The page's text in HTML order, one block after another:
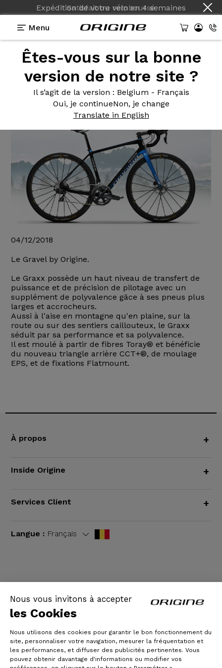
Nous vous invitons à accepter
les Cookies
Nous utilisons des cookies pour garantir le bon fonctionnement du
site, personnaliser votre navigation, mesurer la fréquentation et
les performances, et diffuser des publicités pertinentes. Vous
pouvez obtenir davantage d'informations ou modifier vos
Expédition de votre véloen4 semaines
Menu
Êtes-vous sur la bonne
version de notre site ?
Il s’agit de la version : Belgium - Français
Oui, je continueNon, je change
Translate in English
Actualités Origine>Découvrez Graxx
DécouvrezGraxx
04/12/2018
Le Gravel by Origine.
Le Graxx possède un haut niveau de transfert de
puissance et de précision de pilotage avec un
supplément de polyvalence gâce à ses pneus plus
larges et accrocheurs.
Aussi à l'aise en montagne qu'en plaine, sur la
route ou sur des sentiers caillouteux, le Graxx
séduit par sa performance et sa polyvalence.
Il est moulé à partir de fibres Toray® et bénéficie
du nouveau triangle arrière CCT+®, de moulage
EPS, et de fixations Flatmount.
À propos +
Inside Origine +
Services Client +
Langue : Français